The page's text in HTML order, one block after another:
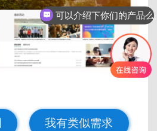
我有类似需求
可以介绍下你们的产品么